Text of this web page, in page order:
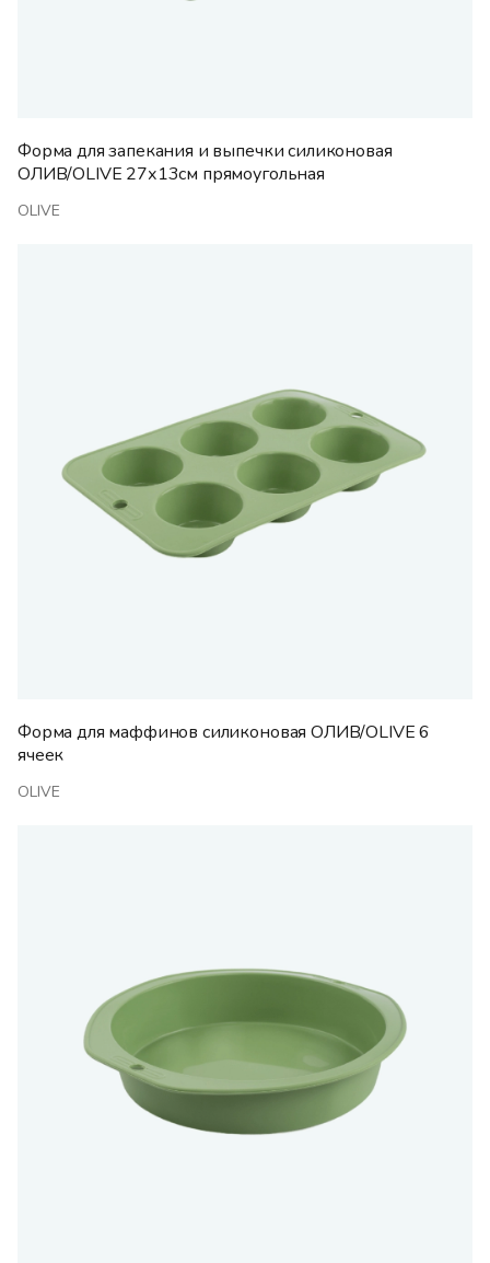
Форма для запекания и выпечки силиконовая
ОЛИВ/OLIVE 27х13см прямоугольная
OLIVE
Форма для маффинов силиконовая ОЛИВ/OLIVE 6
ячеек
OLIVE